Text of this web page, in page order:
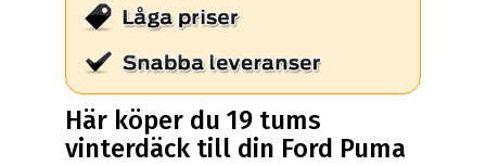
Här köper du 19 tums
vinterdäck till din Ford Puma